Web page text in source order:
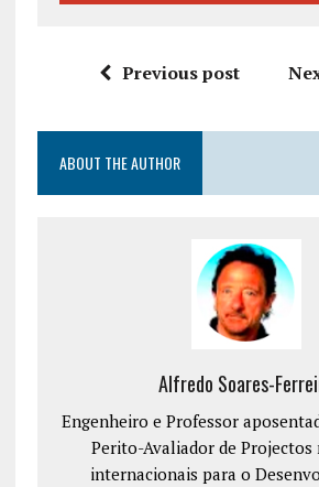
Previous post
ABOUT THE AUTHOR
Alfredo Soares-
Engenheiro e Professor
Perito-Avaliador de Projectos
internacionais para o